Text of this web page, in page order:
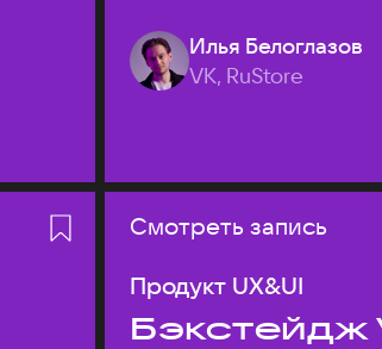
Илья Белоглазов
VK, RuStore
Смотреть запись
Продукт UX&UI
Бэкстейдж